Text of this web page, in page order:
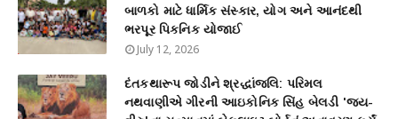
બાળકો માટે ધાર્મિક સંસ્કાર, યોગ અને આનંદથી
ભરપૂર પિકનિક યોજાઈ
July 12, 2026
દંતકથારૂપ જોડીને શ્રદ્ધાંજલિ: પરિમલ
નથવાણીએ ગીરની આઇકોનિક સિંહ બેલડી 'જય-